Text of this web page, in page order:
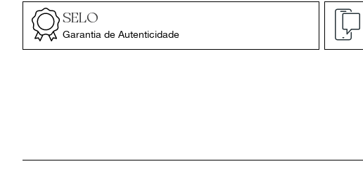
SELO
Garantia de Autenticidade